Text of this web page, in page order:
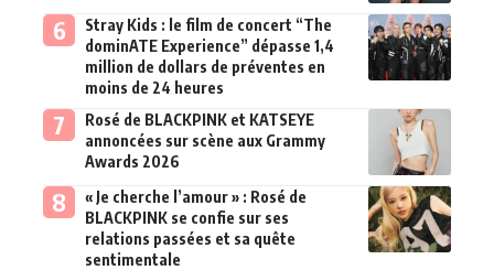
Stray Kids : le film de concert “The
dominATE Experience” dépasse 1,4
million de dollars de préventes en
moins de 24 heures
Rosé de BLACKPINK et KATSEYE
annoncées sur scène aux Grammy
Awards 2026
« Je cherche l’amour » : Rosé de
BLACKPINK se confie sur ses
relations passées et sa quête
sentimentale